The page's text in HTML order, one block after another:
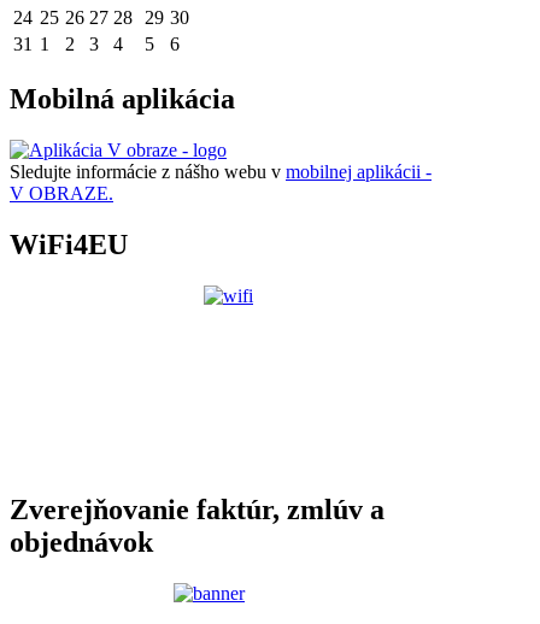
24 25 26 27 28 29 30
31 1 2 3 4 5 6
Mobilná aplikácia
Sledujte informácie z nášho webu v mobilnej aplikácii -
V OBRAZE.
WiFi4EU
Zverejňovanie faktúr, zmlúv a
objednávok